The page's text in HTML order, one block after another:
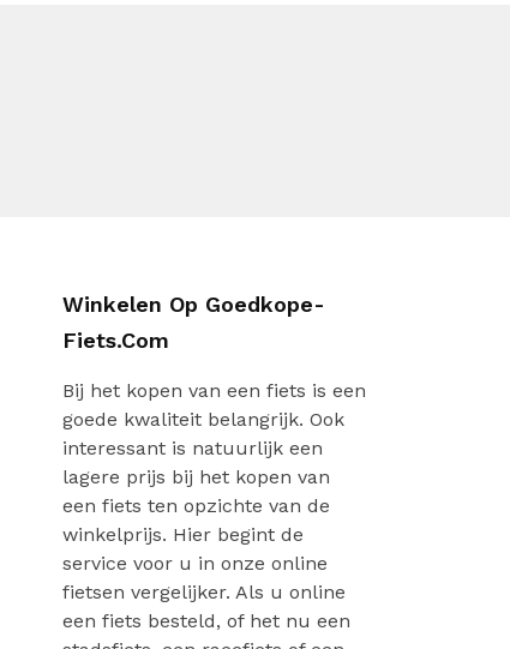
Winkelen Op Goedkope-
Fiets.com
Bij het kopen van een fiets is een
goede kwaliteit belangrijk. Ook
interessant is natuurlijk een
lagere prijs bij het kopen van
een fiets ten opzichte van de
winkelprijs. Hier begint de
service voor u in onze online
fietsen vergelijker. Als u online
een fiets besteld, of het nu een